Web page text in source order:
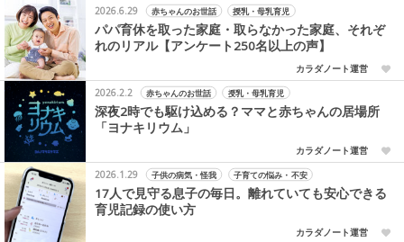
2026.6.29 赤ちゃんのお世話 授乳・母乳育児
パパ育休を取った家庭・取らなかった家庭、それぞ
れのリアル【アンケート250名以上の声】
カラダノート運営
2026.2.2
赤ちゃんのお世話 授乳・母乳育児
深夜2時でも駆け込める？ママと赤ちゃんの居場所
「ヨナキリウム」
カラダノート運営
2026.1.29
子供の病気・怪我 子育ての悩み・不安
17人で見守る息子の毎日。離れていても安心できる
育児記録の使い方
カラダノート運営